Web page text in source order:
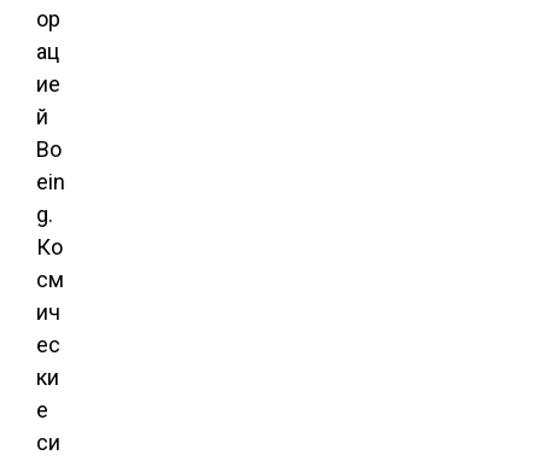
ор
ац
ие
й
Bo
ein
g.
Ко
см
ич
ес
ки
е
си